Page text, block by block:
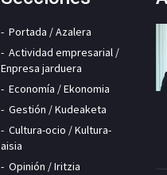
Portada / Azalera
Actividad empresarial /
Enpresa jarduera
Economía / Ekonomia
Gestión / Kudeaketa
Cultura-ocio / Kultura-
aisia
Opinión / Iritzia